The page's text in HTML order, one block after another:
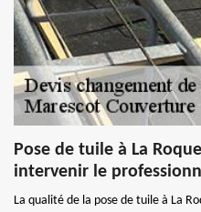
Pose de tuile à La
intervenir le
La qualité de la pose de tuile à La